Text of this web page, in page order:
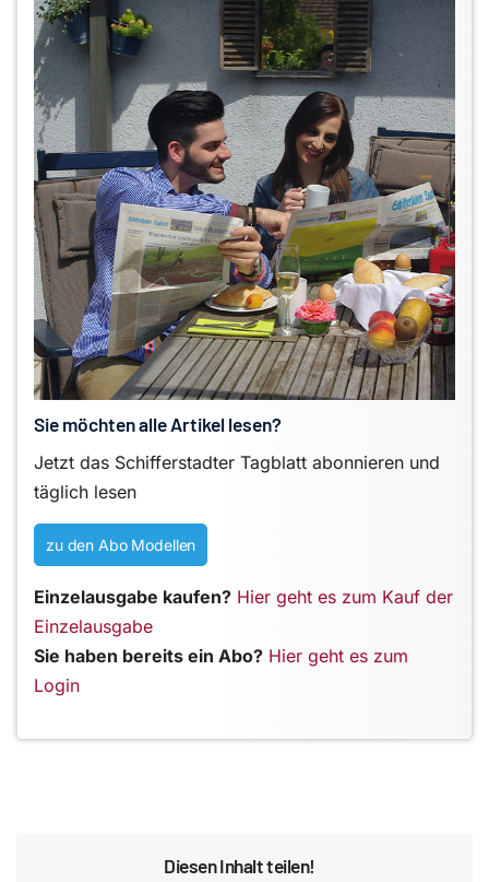
Sie möchten alle Artikel lesen?
Jetzt das Schifferstadter Tagblatt abonnieren und
täglich lesen
zu den Abo Modellen
Einzelausgabe kaufen? Hier geht es zum Kauf der
Einzelausgabe
Sie haben bereits ein Abo? Hier geht es zum
Login
Diesen Inhalt teilen!